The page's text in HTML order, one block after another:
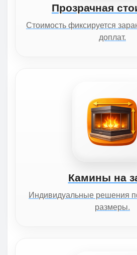
Прозрачная
Стоимость фиксируется
доплат.
Камины на
Индивидуальные решения
размеры.